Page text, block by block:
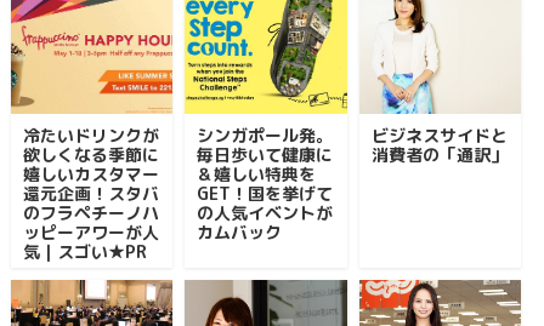
冷たいドリンクが
欲しくなる季節に
嬉しいカスタマー
還元企画！スタバ
のフラペチーノハ
ッピーアワーが人
気｜スゴい★PR
シンガポール発。
毎日歩いて健康に
＆嬉しい特典を
GET！国を挙げて
の人気イベントが
カムバック
ビジネスサイドと
消費者の「通訳」